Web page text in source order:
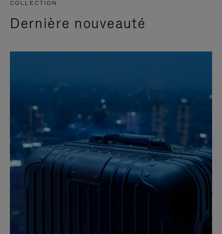
COLLECTION
Dernière nouveauté